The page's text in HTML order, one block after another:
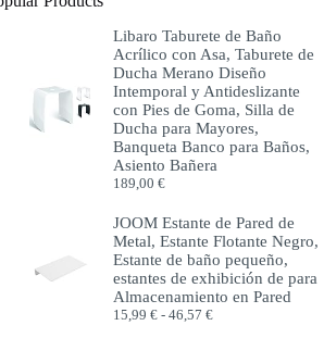
Libaro Taburete de Baño
Acrílico con Asa, Taburete de
Ducha Merano Diseño
Intemporal y Antideslizante
con Pies de Goma, Silla de
Ducha para Mayores,
Banqueta Banco para Baños,
Asiento Bañera
189,00€
JOOM Estante de Pared de
Metal, Estante Flotante Negro,
Estante de baño pequeño,
estantes de exhibición de para
Almacenamiento en Pared
15,99€ - 46,57€Rango